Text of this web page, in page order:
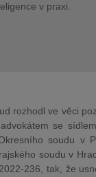
v praxi.
rozhodl ve věci
se
soudu v
soudu v
236, tak, že